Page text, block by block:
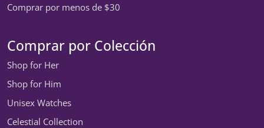
Comprar por menos de $30
Comprar por Colección
Shop for Her
Shop for Him
Unisex Watches
Celestial Collection